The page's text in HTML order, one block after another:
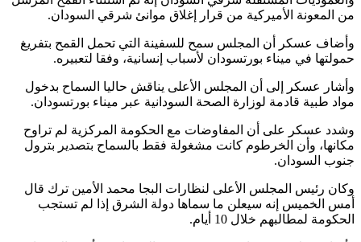
من المعونة الأميركية من قرار إغلاق موانئ شرقي السودان.
وأضاف عسكر أن المجلس سمح للسفينة التي تحمل القمح بتفريغ
حمولتها في ميناء بورتسودان لأسباب إنسانية، وفقا لتعبيره.
وأشار عسكر إلى أن المجلس الأعلى يناقش حاليا السماح بدخول
مواد طبية قادمة لوزارة الصحة السودانية عبر ميناء بورتسودان.
وشدد عسكر على أن المفاوضات مع الحكومة المركزية لم تراوح
مكانها، وأن الخرطوم كانت مشغولة فقط بالسماح بتصدير بترول
جنوب السودان.
وكان رئيس المجلس الأعلى لنظارات البجا محمد الأمين ترك قال
أمس الخميس إنه سيعلن ما سماها دولة الشرق إذا لم تستجب
الحكومة لمطالبهم خلال 10 أيام.